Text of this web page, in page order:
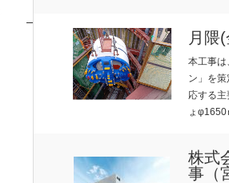
株主・投資
月隈
本工事
ン」を
応する
ょφ1650
株式
事（